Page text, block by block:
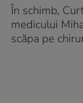
În schimb,
medicului
scăpa pe